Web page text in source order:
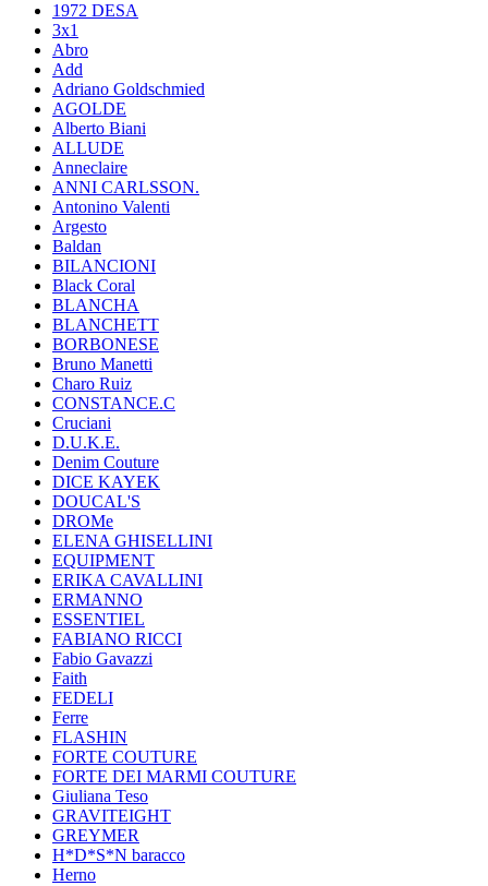
1972 DESA
3x1
Abro
Add
Adriano Goldschmied
AGOLDE
Alberto Biani
ALLUDE
Anneclaire
ANNI CARLSSON.
Antonino Valenti
Argesto
Baldan
BILANCIONI
Black Coral
BLANCHA
BLANCHETT
BORBONESE
Bruno Manetti
Charo Ruiz
CONSTANCE.C
Cruciani
D.U.K.E.
Denim Couture
DICE KAYEK
DOUCAL'S
DROMe
ELENA GHISELLINI
EQUIPMENT
ERIKA CAVALLINI
ERMANNO
ESSENTIEL
FABIANO RICCI
Fabio Gavazzi
Faith
FEDELI
Ferre
FLASHIN
FORTE COUTURE
FORTE DEI MARMI COUTURE
Giuliana Teso
GRAVITEIGHT
GREYMER
H*D*S*N baracco
Herno